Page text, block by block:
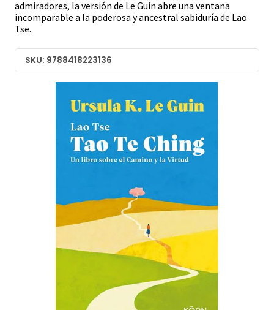
admiradores, la versión de Le Guin abre una ventana
incomparable a la poderosa y ancestral sabiduría de Lao
Tse.
SKU: 9788418223136